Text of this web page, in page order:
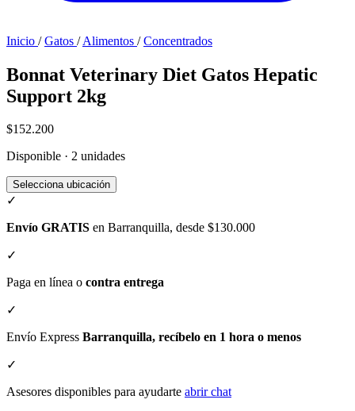
Inicio / Gatos / Alimentos / Concentrados
Bonnat Veterinary Diet Gatos Hepatic
Support 2kg
$152.200
Disponible · 2 unidades
Selecciona ubicación
✓
Envío GRATIS en Barranquilla, desde $130.000
✓
Paga en línea o contra entrega
✓
Envío Express Barranquilla, recíbelo en 1 hora o menos
✓
Asesores disponibles para ayudarte abrir chat